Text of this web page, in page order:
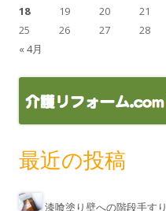
« 4月
18
19 20 21
25
26 27 28
最近の投稿
漆喰塗り壁への階段手すり